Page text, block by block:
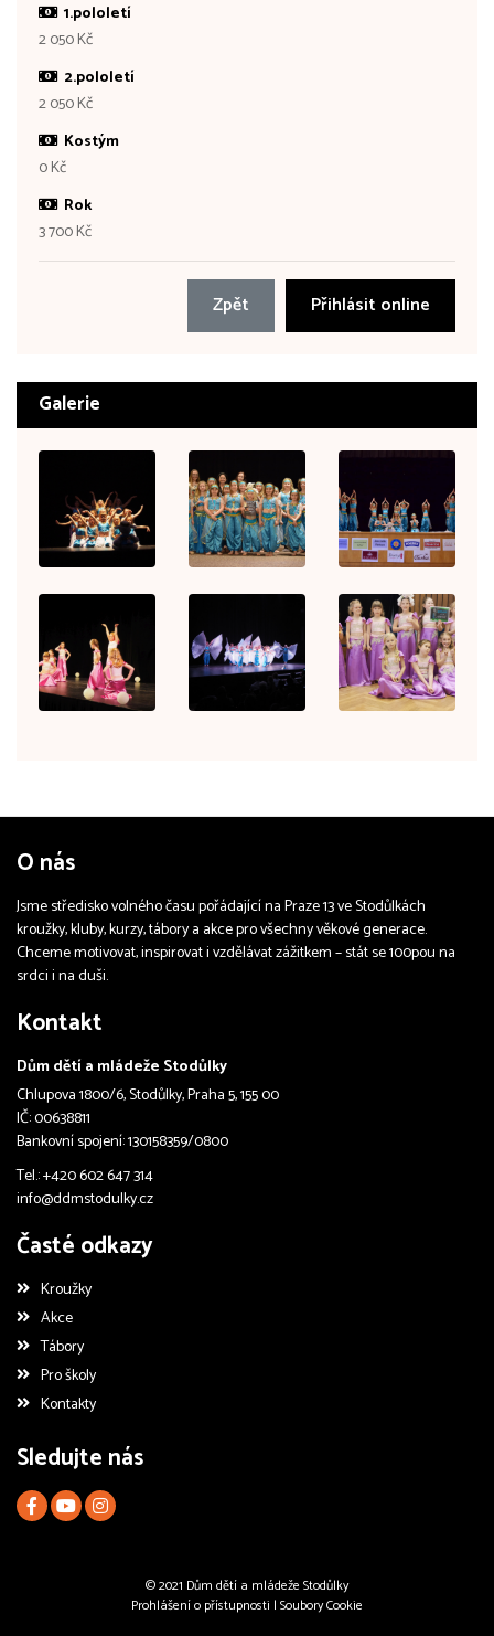
1.pololetí
2 050 Kč
2.pololetí
2 050 Kč
Kostým
0 Kč
Rok
3 700 Kč
Přihlásit online
Zpět
Galerie
O nás
Jsme středisko volného času pořádající na Praze 13 ve Stodůlkách
kroužky, kluby, kurzy, tábory a akce pro všechny věkové generace.
Chceme motivovat, inspirovat i vzdělávat zážitkem – stát se 100pou na
srdci i na duši.
Kontakt
Dům dětí a mládeže Stodůlky
Chlupova 1800/6, Stodůlky, Praha 5, 155 00
IČ: 00638811
Bankovní spojení: 130158359/0800
Tel.: +420 602 647 314
info@ddmstodulky.cz
Časté odkazy
Kroužky
Akce
Tábory
Pro školy
Kontakty
Sledujte nás
© 2021 Dům dětí a mládeže Stodůlky
Prohlášení o přístupnosti | Soubory Cookie